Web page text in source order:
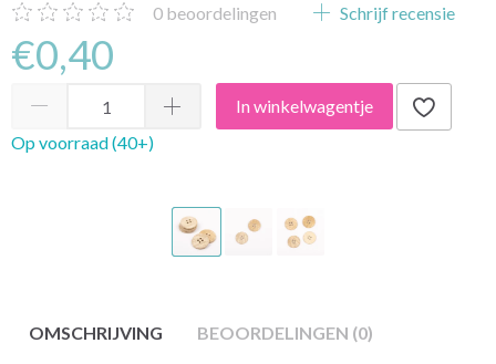
0 beoordelingen Schrijf recensie
€0,40
In winkelwagentje
Op voorraad (40+)
OMSCHRIJVING BEOORDELINGEN (0)